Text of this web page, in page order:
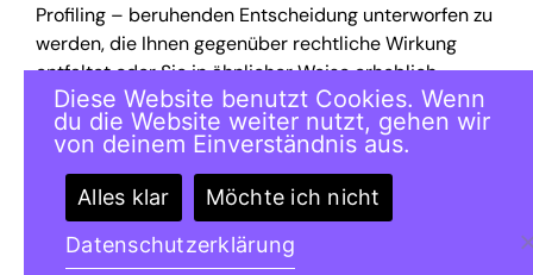
Profiling – beruhenden Entscheidung unterworfen zu
werden, die Ihnen gegenüber rechtliche Wirkung
entfaltet oder Sie in ähnlicher Weise erheblich
beeinträchtigt. Dies gilt nicht, wenn die
Entscheidung
(1) für den Abschluss oder die Erfüllung eines
Vertrags zwischen Ihnen und dem Verantwortlichen
erforderlich ist,
Diese Website benutzt Cookies. Wenn
du die Website weiter nutzt, gehen wir
von deinem Einverständnis aus.
Alles klar
Möchte ich nicht
Datenschutzerklärung